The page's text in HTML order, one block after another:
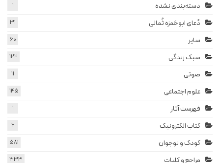
دسته‌بندی نشده 1
دُعای ابوحَمزه ثُمالی 31
سایر 60
سبک زندگی 122
صوتی 11
علوم اجتماعی 145
فهرست آثار 1
کتاب الکترونیک 2
کودک و نوجوان 581
مراجع و کلیات 333